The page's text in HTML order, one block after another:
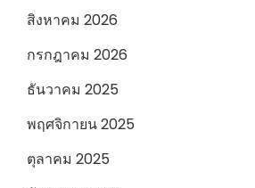
สิงหาคม 2026
กรกฎาคม 2026
ธันวาคม 2025
พฤศจิกายน 2025
ตุลาคม 2025